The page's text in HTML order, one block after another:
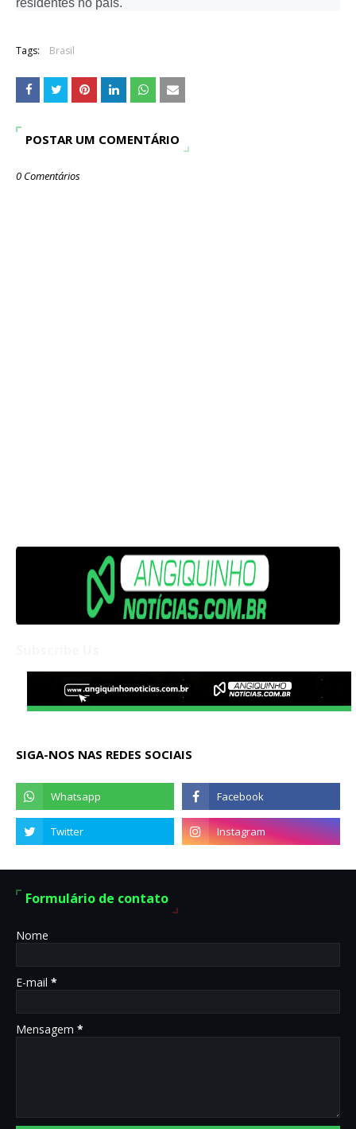
residentes no país.
Tags: Brasil
POSTAR UM COMENTÁRIO
0 Comentários
SIGA-NOS NAS REDES SOCIAIS
Formulário de contato
Nome
E-mail *
Mensagem *